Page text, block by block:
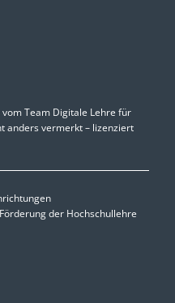
Team Digitale Lehre für
anders vermerkt – lizenziert
der Hochschullehre